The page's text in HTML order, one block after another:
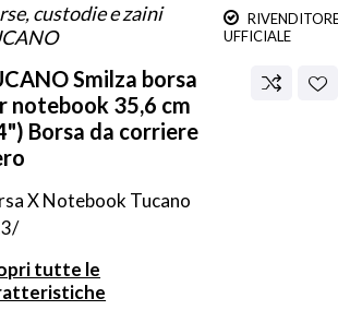
custodie e zaini
UFFICIALE
Smilza borsa
notebook 35,6 cm
Borsa da corriere
X Notebook Tucano
tutte le